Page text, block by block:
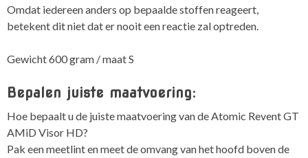
Omdat iedereen anders op bepaalde stoffen reageert,
betekent dit niet dat er nooit een reactie zal optreden.
Gewicht 600 gram / maat S
Bepalen juiste maatvoering:
Hoe bepaalt u de juiste maatvoering van de Atomic Revent GT
AMiD Visor HD?
Pak een meetlint en meet de omvang van het hoofd boven de